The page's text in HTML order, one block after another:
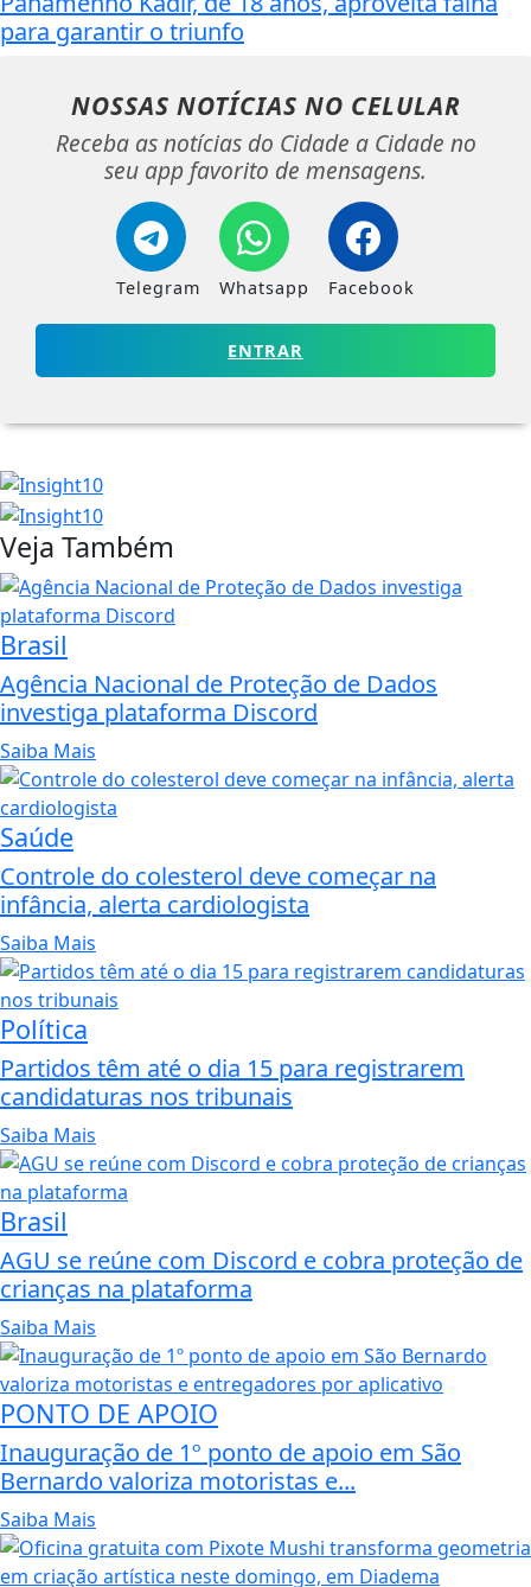
para garantir o triunfo
NOSSAS NOTÍCIAS NO CELULAR
Receba as notícias do Cidade a Cidade no
seu app favorito de mensagens.
Telegram Whatsapp Facebook
ENTRAR
Veja Também
Brasil
Agência Nacional de Proteção de Dados
investiga plataforma Discord
Saiba Mais
Saúde
Controle do colesterol deve começar na
infância, alerta cardiologista
Saiba Mais
Política
Partidos têm até o dia 15 para registrarem
candidaturas nos tribunais
Saiba Mais
Brasil
AGU se reúne com Discord e cobra proteção de
crianças na plataforma
Saiba Mais
PONTO DE APOIO
Inauguração de 1º ponto de apoio em São
Bernardo valoriza motoristas e...
Saiba Mais